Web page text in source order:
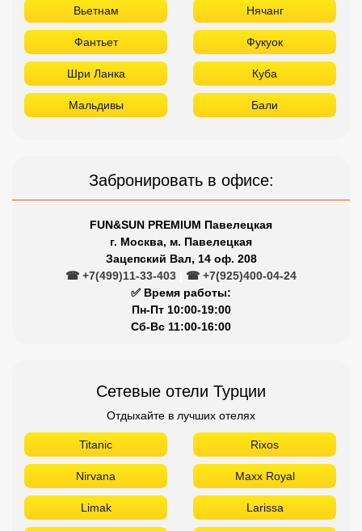
Вьетнам Нячанг
Фантьет Фукуок
Шри Ланка Куба
Мальдивы Бали
Забронировать в офисе:
FUN&SUN PREMIUM Павелецкая
г. Москва, м. Павелецкая
Зацепский Вал, 14 оф. 208
☎ +7(499)11-33-403
☎ +7(925)400-04-24
✅ Время работы:
Пн-Пт 10:00-19:00
Сб-Вс 11:00-16:00
Сетевые отели Турции
Отдыхайте в лучших отелях
Titanic Rixos
Nirvana Maxx Royal
Limak Larissa